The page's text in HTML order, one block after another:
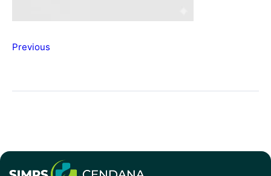
Previous